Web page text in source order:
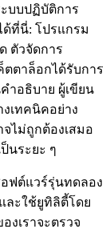
บบปฏิบัติการ
ด้ที่นี่: โปรแกรม
ตัวจัดการ
ตาล็อกได้รับการ
ำอธิบาย ผู้เขียน
เทคนิคอย่าง
ไม่ถูกต้องเสมอ
นระยะ ๆ
ฟต์แวร์รุ่นทดลอง
ละใช้ยูทิลิตี้โดย
งเราจะตรวจ